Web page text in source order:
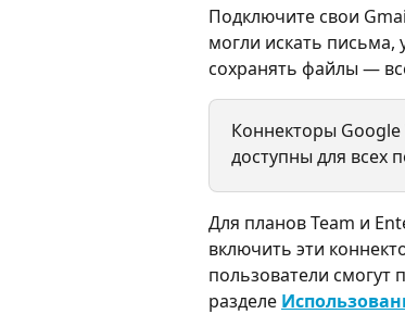
Подключите свои
могли искать письма,
сохранять файлы —
Коннекторы
доступны для всех
Для планов Team и
включить эти
пользователи смогут
разделе